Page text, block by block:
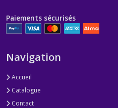
Paiements sécurisés
Navigation
Accueil
Catalogue
Contact